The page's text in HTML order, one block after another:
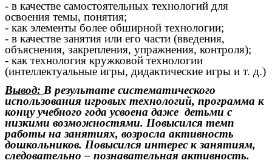
- в качестве самостоятельных технологий для
освоения темы, понятия;
- как элементы более обширной технологии;
- в качестве занятия или его части (введения,
объяснения, закрепления, упражнения, контроля);
- как технология кружковой технологии
(интеллектуальные игры, дидактические игры и т. д.)
Вывод: В результате систематического
использования игровых технологий, программа к
концу учебного года усвоена даже детьми с
низкими возможностями. Повысился темп
работы на занятиях, возросла активность
дошкольников. Повысился интерес к занятиям,
следовательно – познавательная активность.